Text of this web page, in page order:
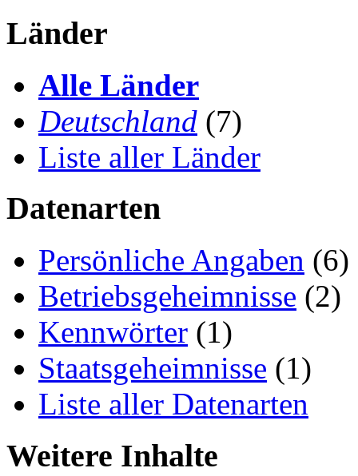
Länder
Alle Länder
Deutschland (7)
Liste aller Länder
Datenarten
Persönliche Angaben (6)
Betriebsgeheimnisse (2)
Kennwörter (1)
Staatsgeheimnisse (1)
Liste aller Datenarten
Weitere Inhalte